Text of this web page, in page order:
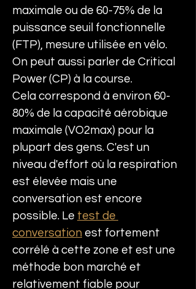
maximale ou de 60-75% de la
puissance seuil fonctionnelle
(FTP), mesure utilisée en vélo.
On peut aussi parler de Critical
Power (CP) à la course.
Cela correspond à environ 60-
80% de la capacité aérobique
maximale (VO2max) pour la
plupart des gens. C'est un
niveau d'effort où la respiration
est élevée mais une
conversation est encore
possible. Le test de
conversation est fortement
corrélé à cette zone et est une
méthode bon marché et
relativement fiable pour